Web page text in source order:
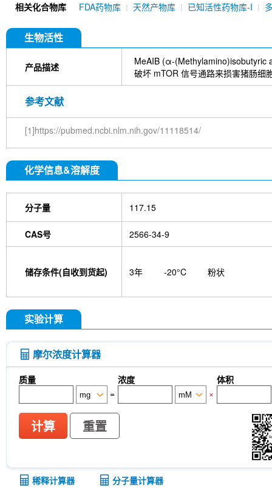
MU)
Rat IgG1 isotype control-InVivo
Farrerol
Chlorogenic Acid
2,2,2-Tribromoethanol
Hydroxytyrosol
D-(+)-Trehalose
Hyaluronic acid (Hyaluronan)
GSK805
Pamrevlumab (anti-CTGF)
Vimentin Antibody
(Rabbit mAb) [B17N21]
Fetuin, Fetal Bovine
i-Inositol
Molsidomine Methylmalonate
N-Acetylneuraminic acid
Madecassoside
β-
Verbenalin
Acetylglucosamine
(-)-Glucose
Itaconic acid Hypromellose
EGCG Octaacetate
BOS-318 IM-54
C381
isotype control-InVivo
Antibody (Rabbit mAb) [M19D5]
SP1 Antibody
NK1.1 Antibody [PK136]
(+)-Cellobiose
Lipocalin-2 / NGAL Antibody
hydrochloride
ATP5A1 Rabbit Recombinant
Indolepropionic acid
Brassinolide
L-carnosine
Id1 Rabbit
tetrahydrate
Calponin Rabbit Recombinant mAb
Pedunculoside
stachyose tetrahydrate
Oxythiamine chloride
Ecliptasaponin A
23-Hydroxybetulinic acid
Maltotetraose
Ginsenoside Rk1
Sinensetin
(R)-(-)-Mandelic acid
2'-deoxyguanosine
D-
L-serine
α-Boswellic
Pyroglutamic acid
Waltonitone
Hydrochloride
β-Alanine methyl ester
D-Fructose-1,6-
DHA
tetrasodium salt
TUG-891
Deoxycytidine 5'-monophosphate
相关化合物库 FDA药物库 天然产物库 已知活性药物库-I
生物活性
产品描述
MeAIB (α-(Methylamino)isobutyric
破坏 mTOR 信号通路来损害猪肠细
参考文献
[1]https://pubmed.ncbi.nlm.nih.gov/11118514/
化学信息&溶解度
分子量 117.15
CAS号 2566-34-9
储存条件(自收到货起) 3年 -20°C 粉状
实验计算
摩尔浓度计算器
质量 浓度
体积
=
×
计算 重置
稀释计算器 分子量计算器